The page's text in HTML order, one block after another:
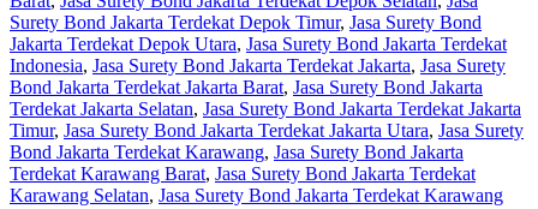
Surety Bond Jakarta Terdekat Depok Timur, Jasa Surety Bond
Jakarta Terdekat Depok Utara, Jasa Surety Bond Jakarta Terdekat
Indonesia, Jasa Surety Bond Jakarta Terdekat Jakarta, Jasa Surety
Bond Jakarta Terdekat Jakarta Barat, Jasa Surety Bond Jakarta
Terdekat Jakarta Selatan, Jasa Surety Bond Jakarta Terdekat Jakarta
Timur, Jasa Surety Bond Jakarta Terdekat Jakarta Utara, Jasa Surety
Bond Jakarta Terdekat Karawang, Jasa Surety Bond Jakarta
Terdekat Karawang Barat, Jasa Surety Bond Jakarta Terdekat
Karawang Selatan, Jasa Surety Bond Jakarta Terdekat Karawang